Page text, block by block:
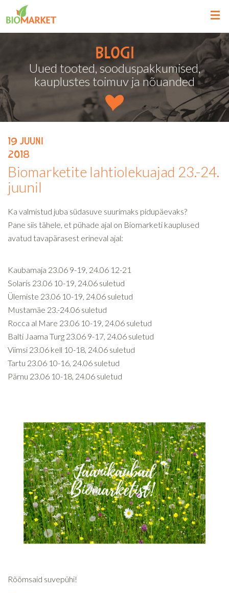
Blogi
Uued tooted, sooduspakkumised,
kauplustes toimuv ja nõuanded
19 juuni
2018
Biomarketite lahtiolekuajad 23.-24.
juunil
Ka valmistud juba südasuve suurimaks pidupäevaks?
Pane siis tähele, et pühade ajal on Biomarketi kauplused
avatud tavapärasest erineval ajal:
Kaubamaja 23.06 9-19, 24.06 12-21
Solaris 23.06 10-19, 24.06 suletud
Ülemiste 23.06 10-19, 24.06 suletud
Mustamäe 23.-24.06 suletud
Rocca al Mare 23.06 10-19, 24.06 suletud
Balti Jaama Turg 23.06 9-17, 24.06 suletud
Viimsi 23.06 kell 10-18, 24.06 suletud
Tartu 23.06 10-16, 24.06 suletud
Pärnu 23.06 10-18, 24.06 suletud
Rõõmsaid suvepühi!